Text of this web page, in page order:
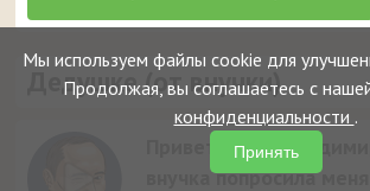
Дедушке (от внучки)
Приветствую,
внучка попросила меня
Мы используем файлы cookie для
Продолжая, вы соглашаетесь с
конфиденциальности .
Принять